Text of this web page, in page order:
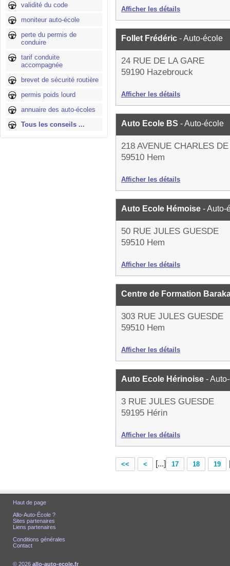
validité du code
moniteur auto-école
perte du permis de
conduire
tarif conduite
accompagnée
brevet de sécurité routière
permis poids lourd
annuaire des auto-écoles
Tous les conseils ...
Afficher les détails
Follet Frédéric - Auto-école
24 RUE DE LA GARE
59190 Hazebrouck
Afficher les détails
Auto Ecole BS - Auto-école
218 AVENUE CHARLES
59510 Hem
Afficher les détails
Auto Ecole Hémoise - Auto-
50 RUE JULES GUESDE
59510 Hem
Afficher les détails
Centre de Formation
303 RUE JULES GUESDE
59510 Hem
Afficher les détails
Auto Ecole Hérinoise -
3 RUE JULES GUESDE
59195 Hérin
Afficher les détails
<< < [...] 17 18 19
Haut de page
Allo-Auto-École ?
Sites partenaires
Liens partenaires
Conditions générales
Contact
© 2026 allo-auto-ecole.fr